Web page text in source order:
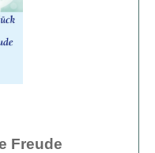
Freude